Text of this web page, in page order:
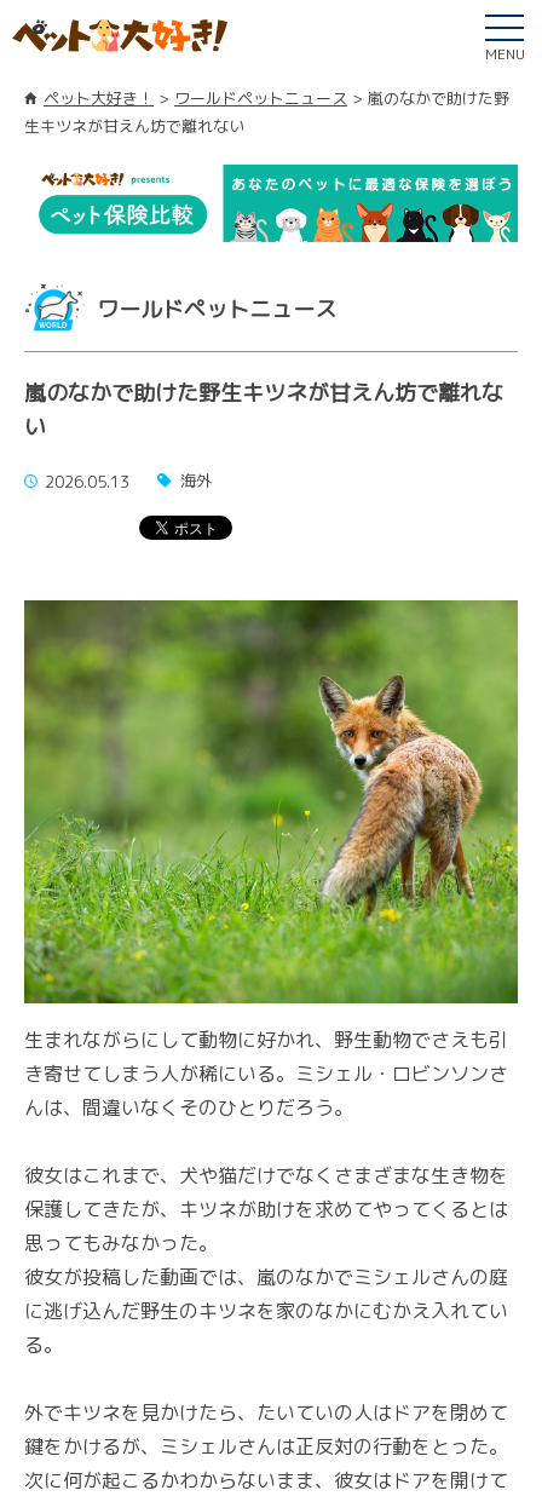
MENU
ペット大好き！ ワールドペットニュース
嵐のなかで助けた野
生キツネが甘えん坊で離れない
ワールドペットニュース
嵐のなかで助けた野生キツネが甘えん坊で離れな
い
2026.05.13 海外
生まれながらにして動物に好かれ、野生動物でさえも引
き寄せてしまう人が稀にいる。ミシェル・ロビンソンさ
んは、間違いなくそのひとりだろう。
彼女はこれまで、犬や猫だけでなくさまざまな生き物を
保護してきたが、キツネが助けを求めてやってくるとは
思ってもみなかった。
彼女が投稿した動画では、嵐のなかでミシェルさんの庭
に逃げ込んだ野生のキツネを家のなかにむかえ入れてい
る。
外でキツネを見かけたら、たいていの人はドアを閉めて
鍵をかけるが、ミシェルさんは正反対の行動をとった。
次に何が起こるかわからないまま、彼女はドアを開けて